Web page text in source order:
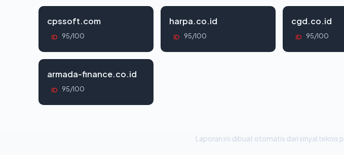
cpssoft.com
ID 95/100
harpa.co.id
ID 95/100
cgd.co.id
ID 95/100
armada-finance.co.id
ID 95/100
Laporan ini dibuat otomatis dari sinyal teknis